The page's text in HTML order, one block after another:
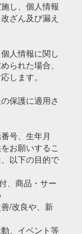
し、個人情報
ざん及び漏え
人情報に関し
られた場合、
します。
保護に適用さ
号、生年月
お願いするこ
以下の目的で
、商品・サー
/改良や、新
、イベント等